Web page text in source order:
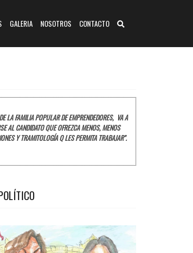
GALERIA NOSOTROS CONTACTO
LA FAMILIA POPULAR DE EMPRENDEDORES, VA A
AL CANDIDATO QUE OFREZCA MENOS, MENOS
Y TRAMITOLOGÍA Q LES PERMITA TRABAJAR".